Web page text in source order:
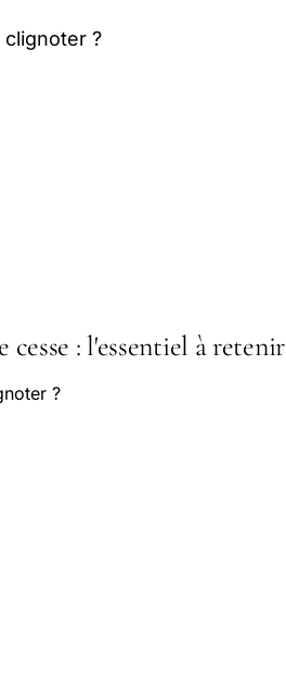
?
: l'essentiel à retenir
?